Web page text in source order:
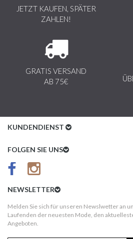
JETZT KAUFEN, SPÄTER
ZAHLEN!
GRATIS VERSAND
AB 75€
KUNDENDIENST
Kundenservice
AGB
Kundeninformationen
FOLGEN SIE UNS
NEWSLETTER
Melden Sie sich für unseren Newslwetter an
Laufenden der neuesten Mode, den
Angeboten.